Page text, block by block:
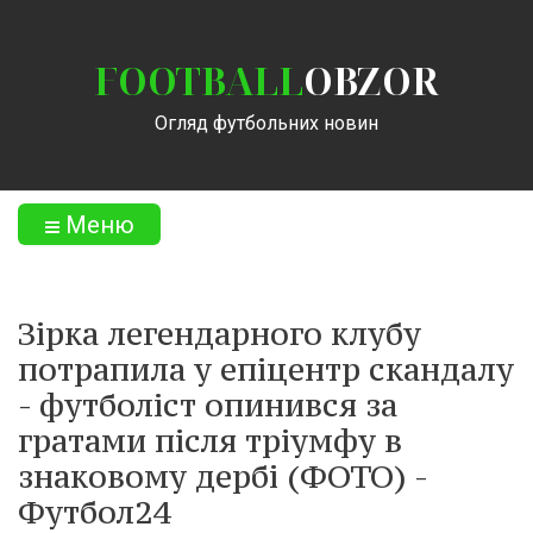
FOOTBALLOBZOR
Огляд футбольних новин
Меню
Зірка легендарного клубу
потрапила у епіцентр скандалу
- футболіст опинився за
гратами після тріумфу в
знаковому дербі (ФОТО) -
Футбол24